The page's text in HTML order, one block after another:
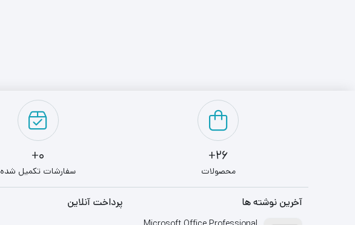
26+
محصولات
0+
سفارشات تکمیل شده
آخرین نوشته ها پرداخت آنلاین